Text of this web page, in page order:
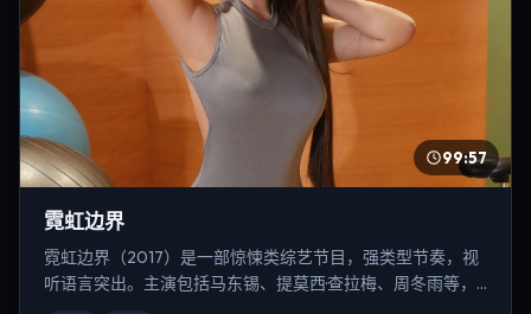
99:57
霓虹边界
霓虹边界（2017）是一部惊悚类综艺节目，强类型节奏，视
听语言突出。主演包括马东锡、提莫西·查拉梅、周冬雨等，